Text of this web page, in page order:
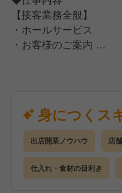
ぴったりのお酒30種類
異国の味をたっぷり堪
◎オシャレでネオン輝
ネオンサインが印象
です。
【接客業務全般】
・ホールサービス
・お客様のご案内
・会計など
まずは実際の現場に出
ゆくゆくは店長業務や
積極的にお願いさせて
身につくス
出店開業ノウハウ 店
仕入れ・食材の目利き